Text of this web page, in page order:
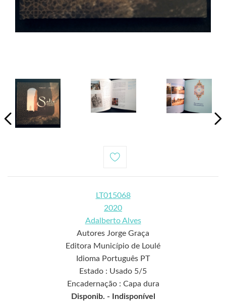
LT015068
2020
Adalberto Alves
Autores Jorge Graça
Editora Município de Loulé
Idioma Português PT
Estado : Usado 5/5
Encadernação : Capa dura
Disponib. - Indisponível